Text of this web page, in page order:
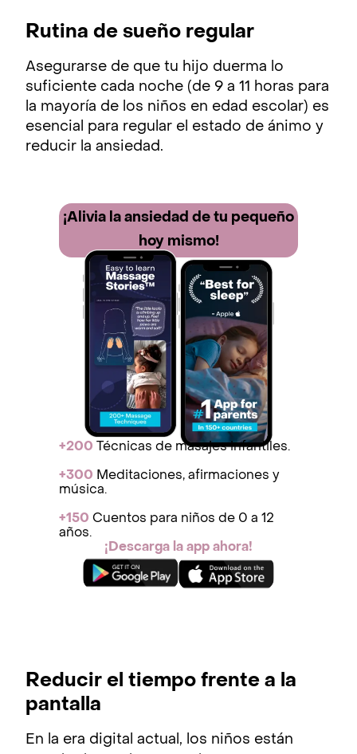
Rutina de sueño regular
Asegurarse de que tu hijo duerma lo
suficiente cada noche (de 9 a 11 horas para
la mayoría de los niños en edad escolar) es
esencial para regular el estado de ánimo y
reducir la ansiedad.
¡Alivia la ansiedad de tu pequeño
hoy mismo!
+200 Técnicas de masajes infantiles.
+300 Meditaciones, afirmaciones y
música.
+150 Cuentos para niños de 0 a 12
años.
¡Descarga la app ahora!
Reducir el tiempo frente a la
pantalla
En la era digital actual, los niños están